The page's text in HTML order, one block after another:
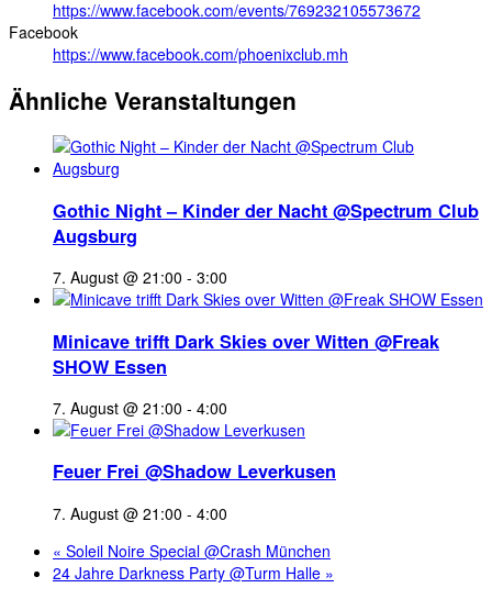
https://www.facebook.com/events/769232105573672
Facebook
https://www.facebook.com/phoenixclub.mh
Ähnliche Veranstaltungen
Gothic Night – Kinder der Nacht @Spectrum Club
Augsburg
7. August @ 21:00 - 3:00
Minicave trifft Dark Skies over Witten @Freak
SHOW Essen
7. August @ 21:00 - 4:00
Feuer Frei @Shadow Leverkusen
7. August @ 21:00 - 4:00
« Soleil Noire Special @Crash München
24 Jahre Darkness Party @Turm Halle »